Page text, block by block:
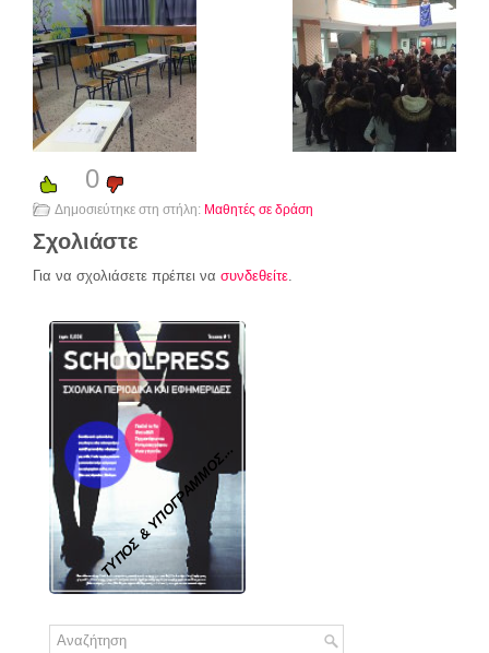
0
Δημοσιεύτηκε στη στήλη: Μαθητές σε δράση
Σχολιάστε
Για να σχολιάσετε πρέπει να συνδεθείτε.
ΤΥΠΟΣ & ΥΠΟΓΡΑΜΜΟΣ...